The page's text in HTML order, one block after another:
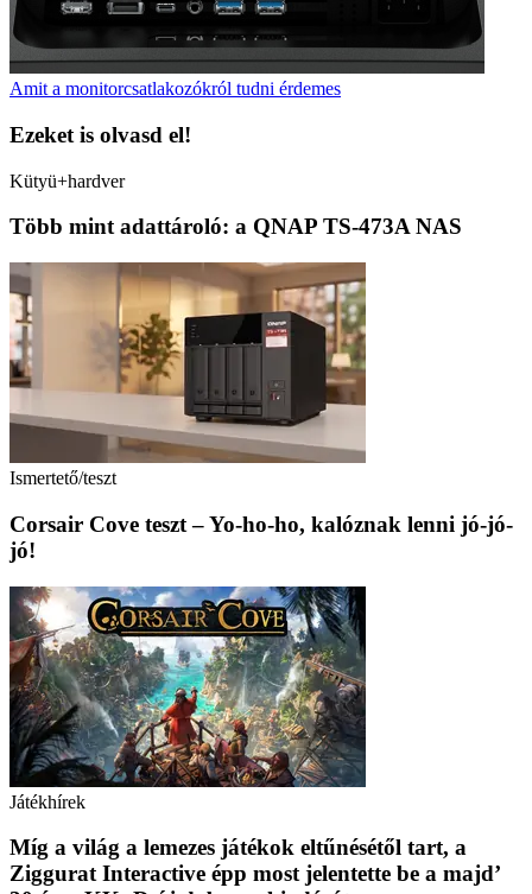
Amit a monitorcsatlakozókról tudni érdemes
Ezeket is olvasd el!
Kütyü+hardver
Több mint adattároló: a QNAP TS-473A NAS
Ismertető/teszt
Corsair Cove teszt – Yo-ho-ho, kalóznak lenni jó-jó-
jó!
Játékhírek
Míg a világ a lemezes játékok eltűnésétől tart, a
Ziggurat Interactive épp most jelentette be a majd’